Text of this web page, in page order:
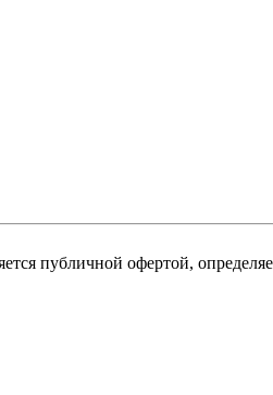
публичной офертой,